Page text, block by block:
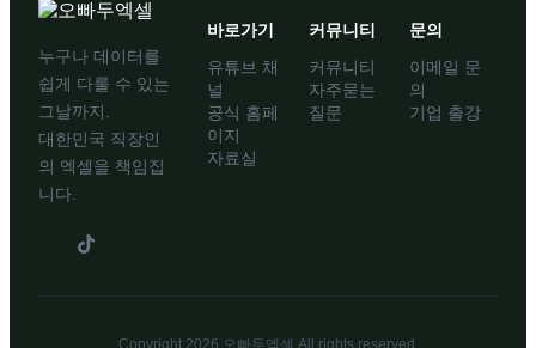
누구나 데이터를
쉽게 다룰 수 있는
그날까지.
대한민국 직장인
의 엑셀을 책임집
니다.
바로가기
유튜브 채
널
공식 홈페
이지
자료실
커뮤니티
커뮤니티
자주묻는
질문
문의
이메일 문
의
기업 출강
Copyright 2026 오빠두엑셀 All rights reserved.